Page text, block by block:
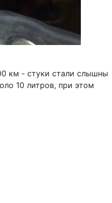
км - стуки стали слышны
10 литров, при этом